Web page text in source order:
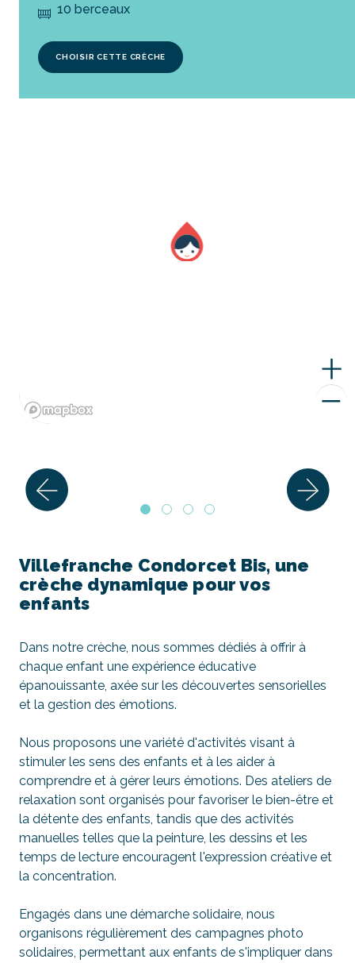
10 berceaux
CHOISIR CETTE CRÈCHE
Villefranche Condorcet Bis, une
crèche dynamique pour vos
enfants
Dans notre crèche, nous sommes dédiés à offrir à
chaque enfant une expérience éducative
épanouissante, axée sur les découvertes sensorielles
et la gestion des émotions.
Nous proposons une variété d'activités visant à
stimuler les sens des enfants et à les aider à
comprendre et à gérer leurs émotions. Des ateliers de
relaxation sont organisés pour favoriser le bien-être et
la détente des enfants, tandis que des activités
manuelles telles que la peinture, les dessins et les
temps de lecture encouragent l'expression créative et
la concentration.
Engagés dans une démarche solidaire, nous
organisons régulièrement des campagnes photo
solidaires, permettant aux enfants de s'impliquer dans